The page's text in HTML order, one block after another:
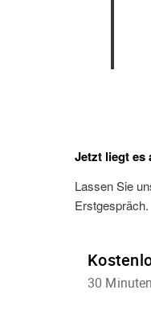
Jetzt liegt es
Lassen Sie
Erstgespräch.